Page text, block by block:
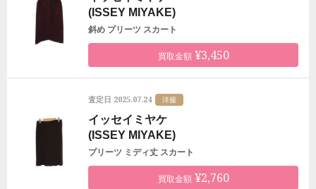
(ISSEY MIYAKE)
斜め プリーツ スカート
買取金額¥3,450
査定日 2025.07.24 洋服
イッセイミヤケ
(ISSEY MIYAKE)
プリーツ ミディ丈 スカート
買取金額¥2,760